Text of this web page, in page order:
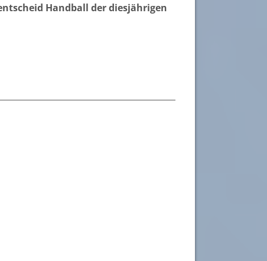
Handball der diesjährigen